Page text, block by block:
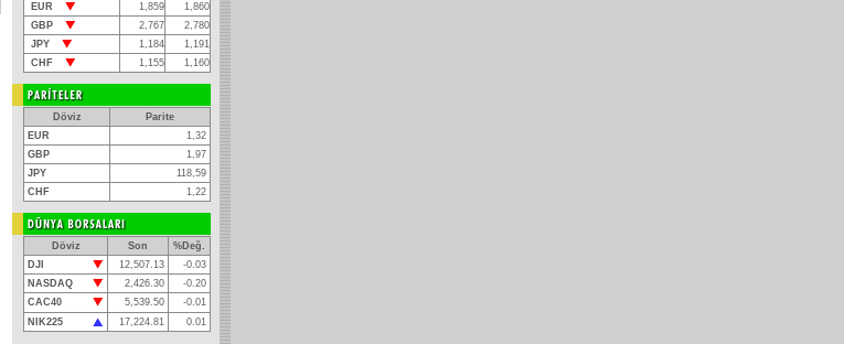
EUR
1,859
1,860
GBP
2,767
2,780
JPY
1,184
1,191
CHF
1,155 1,160
Döviz
Parite
EUR
1,32
GBP
1,97
JPY
118,59
CHF
1,22
Döviz Son
%Değ.
DJI
12,507.13
-0.03
NASDAQ
2,426.30
-0.20
CAC40
5,539.50
-0.01
NIK225
17,224.81 0.01